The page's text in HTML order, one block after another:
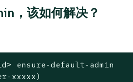
，该如何解决？
ensure-default-admin
xxxxx)